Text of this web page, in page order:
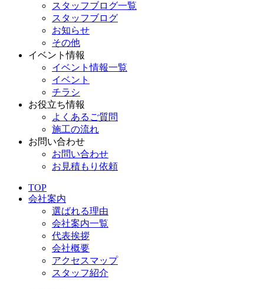
スタッフブログ一覧
スタッフブログ
お知らせ
その他
イベント情報
イベント情報一覧
イベント
チラシ
お役立ち情報
よくあるご質問
施工の流れ
お問い合わせ
お問い合わせ
お見積もり依頼
TOP
会社案内
選ばれる理由
会社案内一覧
代表挨拶
会社概要
アクセスマップ
スタッフ紹介